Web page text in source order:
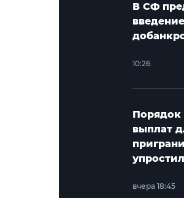
В СФ
10:26
Порядок
выплат
вчера 18:45